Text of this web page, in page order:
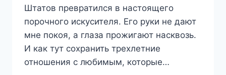
Штатов превратился в настоящего
порочного искусителя. Его руки не дают
мне покоя, а глаза прожигают насквозь.
И как тут сохранить трехлетние
отношения с любимым, которые…